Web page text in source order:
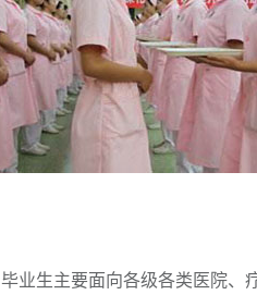
生主要面向各级各类医院、